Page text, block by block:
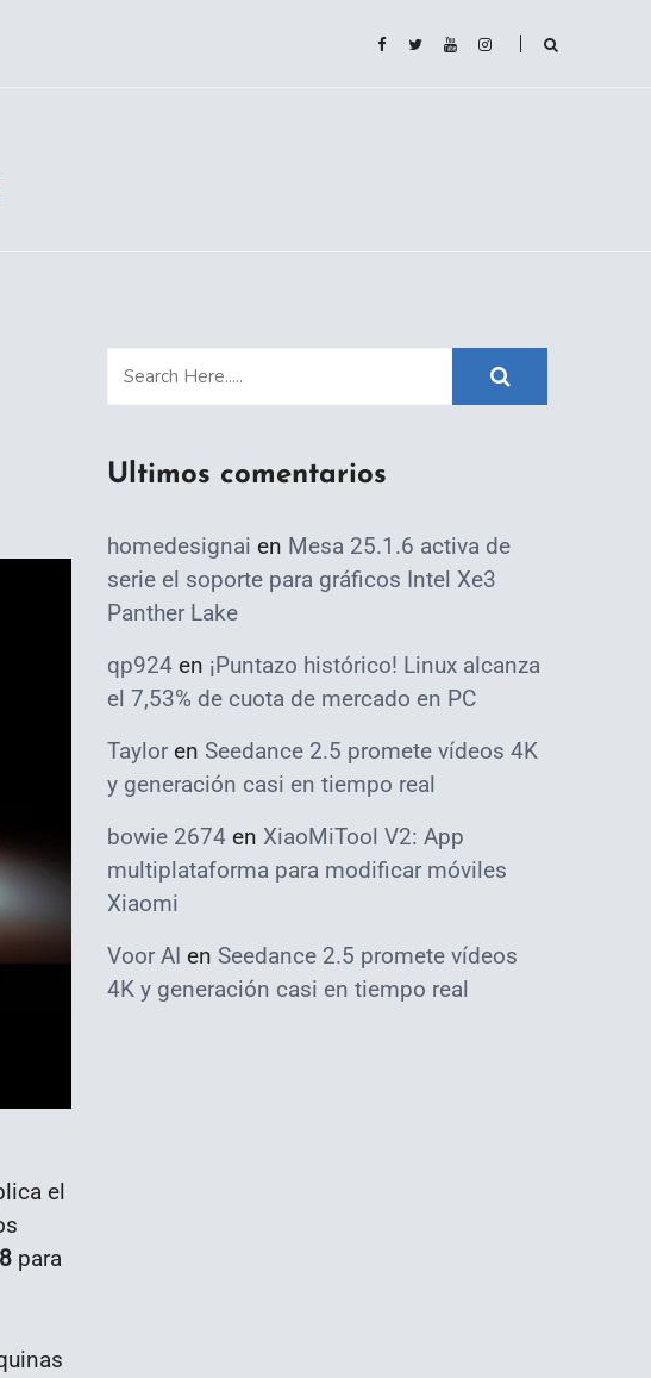
el
para
Ultimos comentarios
homedesignai en Mesa 25.1.6 activa de
serie el soporte para gráficos Intel Xe3
Panther Lake
qp924 en ¡Puntazo histórico! Linux alcanza
el 7,53% de cuota de mercado en PC
Taylor en Seedance 2.5 promete vídeos 4K
y generación casi en tiempo real
bowie 2674 en XiaoMiTool V2: App
multiplataforma para modificar móviles
Xiaomi
Voor AI en Seedance 2.5 promete vídeos
4K y generación casi en tiempo real